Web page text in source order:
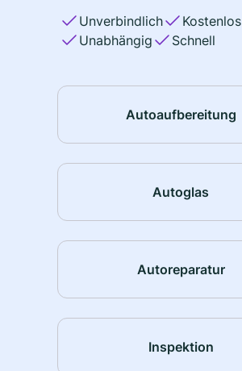
Unverbindlich
Kostenlos
Unabhängig
Schnell
Autoaufbereitung
Autoglas
Autoreparatur
Inspektion